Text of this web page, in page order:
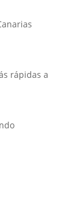
rápidas a